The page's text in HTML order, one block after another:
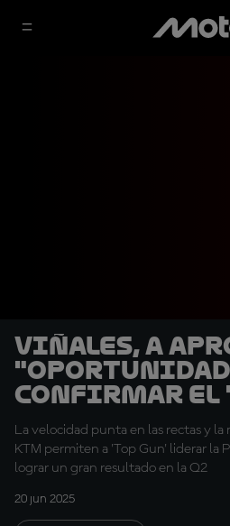
Viñales, a
confirmar el
adelante
La velocidad punta en las rectas y la
KTM permiten a 'Top Gun' liderar la
lograr un gran resultado en la Q2
20 jun 2025